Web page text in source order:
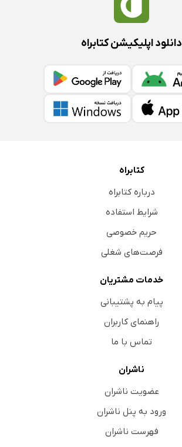
دانلود اپلیکیشن کتابراه
کتابراه
درباره کتابراه
شرایط استفاده
حریم خصوصی
فرصت‌های شغلی
خدمات مشتریان
پیام به پشتیبانی
راهنمای کاربران
تماس با ما
ناشران
عضویت ناشران
ورود به پنل ناشران
فهرست ناشران